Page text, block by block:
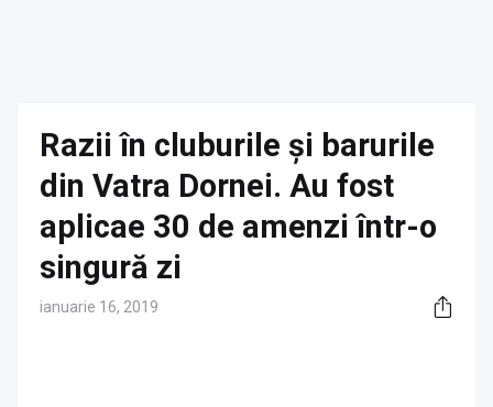
Razii în cluburile și barurile
din Vatra Dornei. Au fost
aplicae 30 de amenzi într-o
singură zi
ianuarie 16, 2019